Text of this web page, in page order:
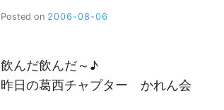
Posted on 2006-08-06
飲んだ飲んだ～♪
昨日の葛西チャプター かれん会